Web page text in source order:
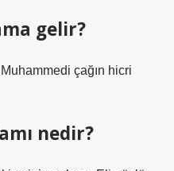
gelir?
çağın hicri
nedir?